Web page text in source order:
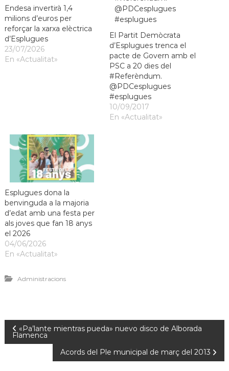
Endesa invertirà 1,4
milions d’euros per
reforçar la xarxa elèctrica
d’Esplugues
23/07/2026
En «Actualitat»
El Partit Demòcrata
d’Esplugues trenca el
pacte de Govern amb el
PSC a 20 dies del
#Referèndum.
@PDCesplugues
#esplugues
10/09/2017
En «Actualitat»
Esplugues dona la
benvinguda a la majoria
d’edat amb una festa per
als joves que fan 18 anys
el 2026
04/06/2026
En «Actualitat»
Administracions
«Pa’lante mientras pueda» nuevo disco de Alborada
Flamenca
Acords del Ple municipal de març del 2013